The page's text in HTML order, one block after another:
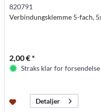
820791
Verbindungsklemme 5-fach,
2,00 € *
Straks klar for forsendelse
Detaljer